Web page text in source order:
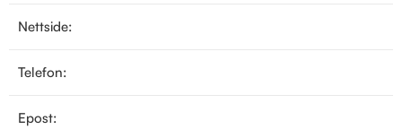
Nettside:
Telefon:
Epost: